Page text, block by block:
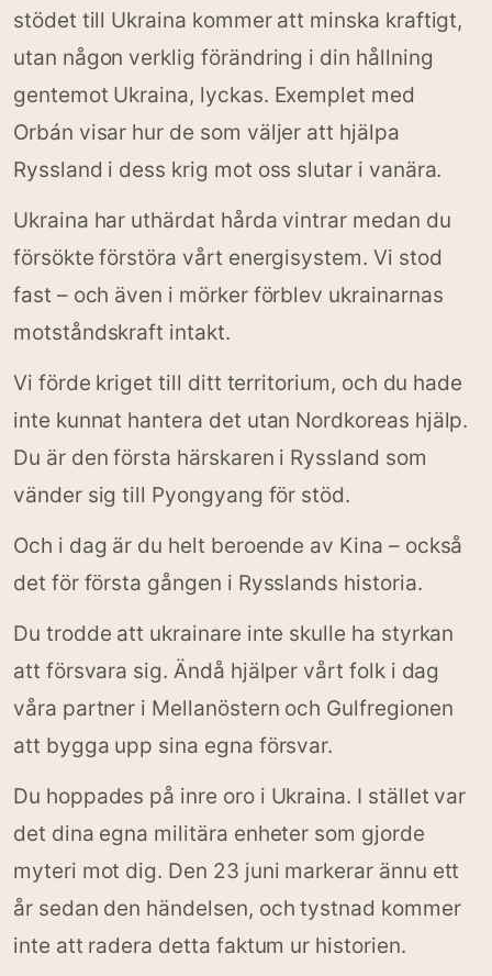
stödet till Ukraina kommer att minska kraftigt,
utan någon verklig förändring i din hållning
gentemot Ukraina, lyckas. Exemplet med
Orbán visar hur de som väljer att hjälpa
Ryssland i dess krig mot oss slutar i vanära.
Ukraina har uthärdat hårda vintrar medan du
försökte förstöra vårt energisystem. Vi stod
fast – och även i mörker förblev ukrainarnas
motståndskraft intakt.
Vi förde kriget till ditt territorium, och du hade
inte kunnat hantera det utan Nordkoreas hjälp.
Du är den första härskaren i Ryssland som
vänder sig till Pyongyang för stöd.
Och i dag är du helt beroende av Kina – också
det för första gången i Rysslands historia.
Du trodde att ukrainare inte skulle ha styrkan
att försvara sig. Ändå hjälper vårt folk i dag
våra partner i Mellanöstern och Gulfregionen
att bygga upp sina egna försvar.
Du hoppades på inre oro i Ukraina. I stället var
det dina egna militära enheter som gjorde
myteri mot dig. Den 23 juni markerar ännu ett
år sedan den händelsen, och tystnad kommer
inte att radera detta faktum ur historien.